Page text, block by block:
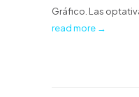
Gráfico. Las
read more →